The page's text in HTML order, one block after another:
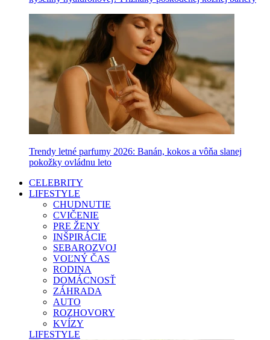
Trendy letné parfumy 2026: Banán, kokos a vôňa slanej
pokožky ovládnu leto
CELEBRITY
LIFESTYLE
CHUDNUTIE
CVIČENIE
PRE ŽENY
INŠPIRÁCIE
SEBAROZVOJ
VOĽNÝ ČAS
RODINA
DOMÁCNOSŤ
ZÁHRADA
AUTO
ROZHOVORY
KVÍZY
LIFESTYLE